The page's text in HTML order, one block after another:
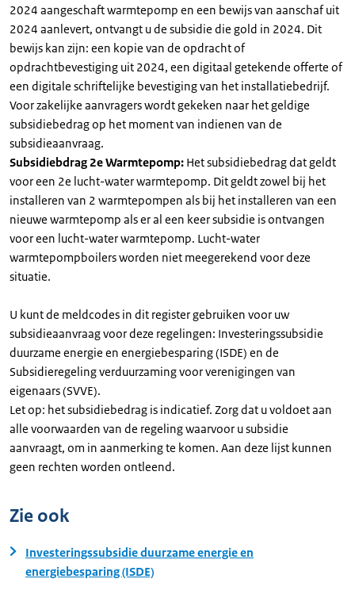
2024 aangeschaft warmtepomp en een bewijs van aanschaf uit
2024 aanlevert, ontvangt u de subsidie die gold in 2024. Dit
bewijs kan zijn: een kopie van de opdracht of
opdrachtbevestiging uit 2024, een digitaal getekende offerte of
een digitale schriftelijke bevestiging van het installatiebedrijf.
Voor zakelijke aanvragers wordt gekeken naar het geldige
subsidiebedrag op het moment van indienen van de
subsidieaanvraag.
Subsidiebdrag 2e Warmtepomp: Het subsidiebedrag dat geldt
voor een 2e lucht-water warmtepomp. Dit geldt zowel bij het
installeren van 2 warmtepompen als bij het installeren van een
nieuwe warmtepomp als er al een keer subsidie is ontvangen
voor een lucht-water warmtepomp. Lucht-water
warmtepompboilers worden niet meegerekend voor deze
situatie.
U kunt de meldcodes in dit register gebruiken voor uw
subsidieaanvraag voor deze regelingen: Investeringssubsidie
duurzame energie en energiebesparing (ISDE) en de
Subsidieregeling verduurzaming voor verenigingen van
eigenaars (SVVE).
Let op: het subsidiebedrag is indicatief. Zorg dat u voldoet aan
alle voorwaarden van de regeling waarvoor u subsidie
aanvraagt, om in aanmerking te komen. Aan deze lijst kunnen
geen rechten worden ontleend.
Zie ook
Investeringssubsidie duurzame energie en
energiebesparing (ISDE)